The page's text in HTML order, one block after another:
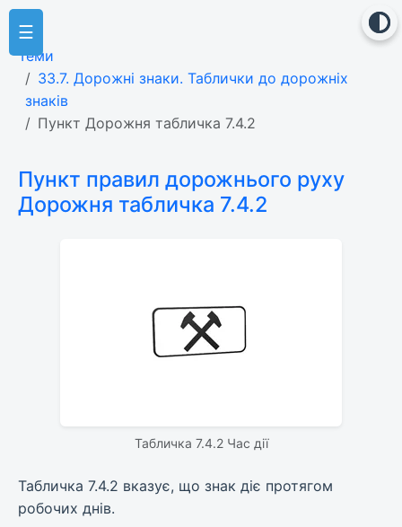
☰
Теми
33.7. Дорожні знаки. Таблички до дорожніх
знаків
Пункт Дорожня табличка 7.4.2
Пункт правил дорожнього руху
Дорожня табличка 7.4.2
Табличка 7.4.2 Час дії
Табличка 7.4.2 вказує, що знак діє протягом
робочих днів.